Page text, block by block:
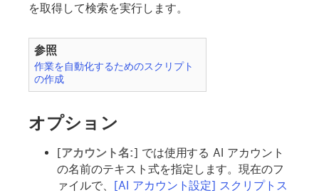
を取得して検索を実行します。
参照
作業を自動化するためのスクリプト
の作成
オプション
[アカウント名:] では使用する AI アカウント
の名前のテキスト式を指定します。現在のフ
ァイルで、 [AI アカウント設定] スクリプトス